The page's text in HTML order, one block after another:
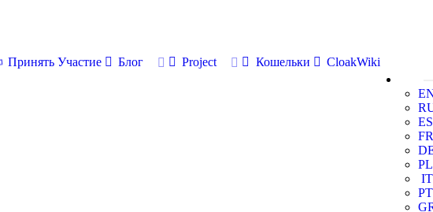
Принять Участие Блог Project Кошельки
CloakWiki
ES
FR
PL
IT
PT